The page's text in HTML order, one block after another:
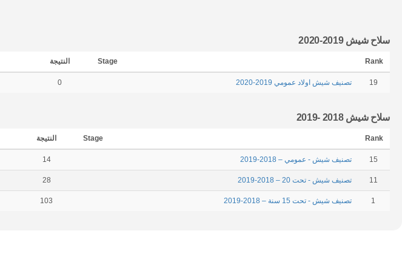
سلاح شيش 2019-2020
Rank
Stage النتيجة
19 تصنيف شيش اولاد عمومي 2019-2020 0
سلاح شيش 2018 -2019
Rank
Stage النتيجة
15 تصنيف شيش - عمومي – 2018-2019 14
11 تصنيف شيش - تحت 20 – 2018-2019 28
1 تصنيف شيش - تحت 15 سنة – 2018-2019 103